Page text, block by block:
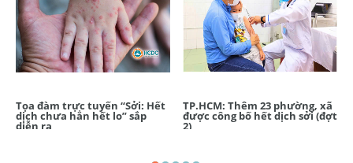
Tọa đàm trực tuyến “Sởi: Hết
dịch chưa hẳn hết lo” sắp
diễn ra
TP.HCM: Thêm 23 phường, xã
được công bố hết dịch sởi (đợt
2)